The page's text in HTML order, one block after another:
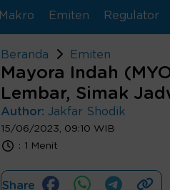
Makro Emiten Regulator
Beranda Emiten
Mayora Indah
Lembar, Simak
Author: Jakfar Shodik
15/06/2023, 09:10 WIB
: 1 Menit
Share